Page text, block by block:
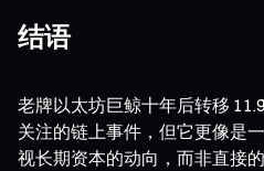
结语
老牌以太坊巨鲸十年后转移
关注的链上事件，但它更像是
视长期资本的动向，而非直接的